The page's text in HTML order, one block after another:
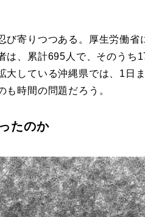
寄りつつある。厚生労働省
は、累計695人で、そのうち
大している沖縄県では、1日
も時間の問題だろう。
たのか